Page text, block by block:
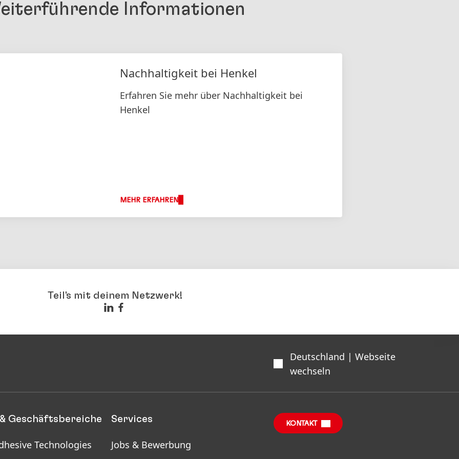
Informationen
Nachhaltigkeit bei Henkel
Erfahren Sie mehr über Nachhaltigkeit bei
Henkel
MEHR ERFAHREN
Teil's mit deinem Netzwerk!
Deutschland | Webseite
wechseln
Geschäftsbereiche
Technologies
Services
Jobs & Bewerbung
KONTAKT